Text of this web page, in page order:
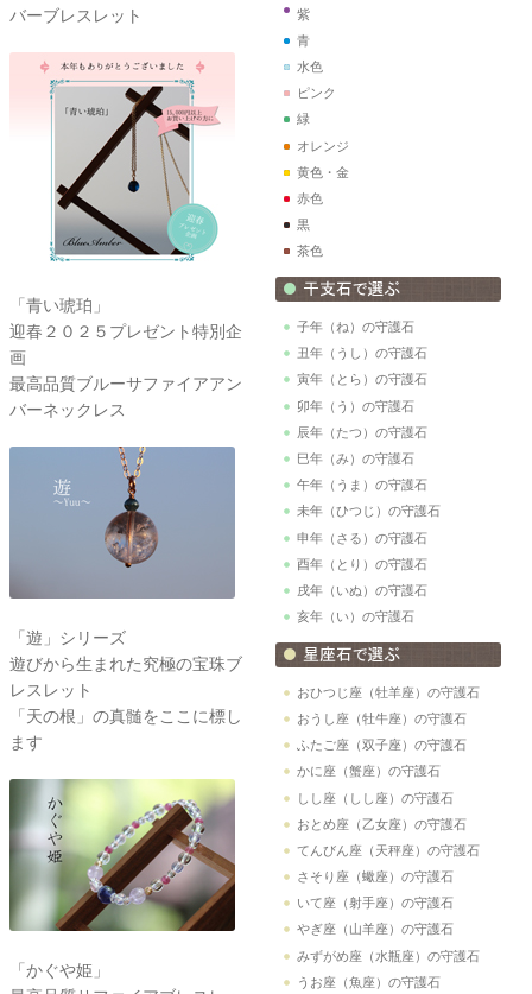
バーブレスレット
「青い琥珀」
迎春２０２５プレゼント特別企
画
最高品質ブルーサファイアアン
バーネックレス
「遊」シリーズ
遊びから生まれた究極の宝珠ブ
レスレット
「天の根」の真髄をここに標し
ます
「かぐや姫」
紫
青
水色
ピンク
緑
オレンジ
黄色・金
赤色
黒
茶色
子年（ね）の守護石
丑年（うし）の守護石
寅年（とら）の守護石
卯年（う）の守護石
辰年（たつ）の守護石
巳年（み）の守護石
午年（うま）の守護石
未年（ひつじ）の守護石
申年（さる）の守護石
酉年（とり）の守護石
戌年（いぬ）の守護石
亥年（い）の守護石
おひつじ座（牡羊座）の守護石
おうし座（牡牛座）の守護石
ふたご座（双子座）の守護石
かに座（蟹座）の守護石
しし座（しし座）の守護石
おとめ座（乙女座）の守護石
てんびん座（天秤座）の守護石
さそり座（蠍座）の守護石
いて座（射手座）の守護石
やぎ座（山羊座）の守護石
みずがめ座（水瓶座）の守護石
うお座（魚座）の守護石